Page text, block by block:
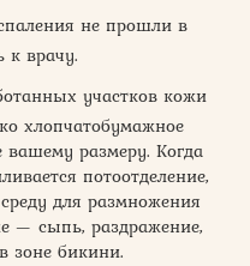
не прошли в
к врачу.
участков кожи
хлопчатобумажное
вашему размеру. Когда
потоотделение,
для размножения
— сыпь, раздражение,
зоне бикини.